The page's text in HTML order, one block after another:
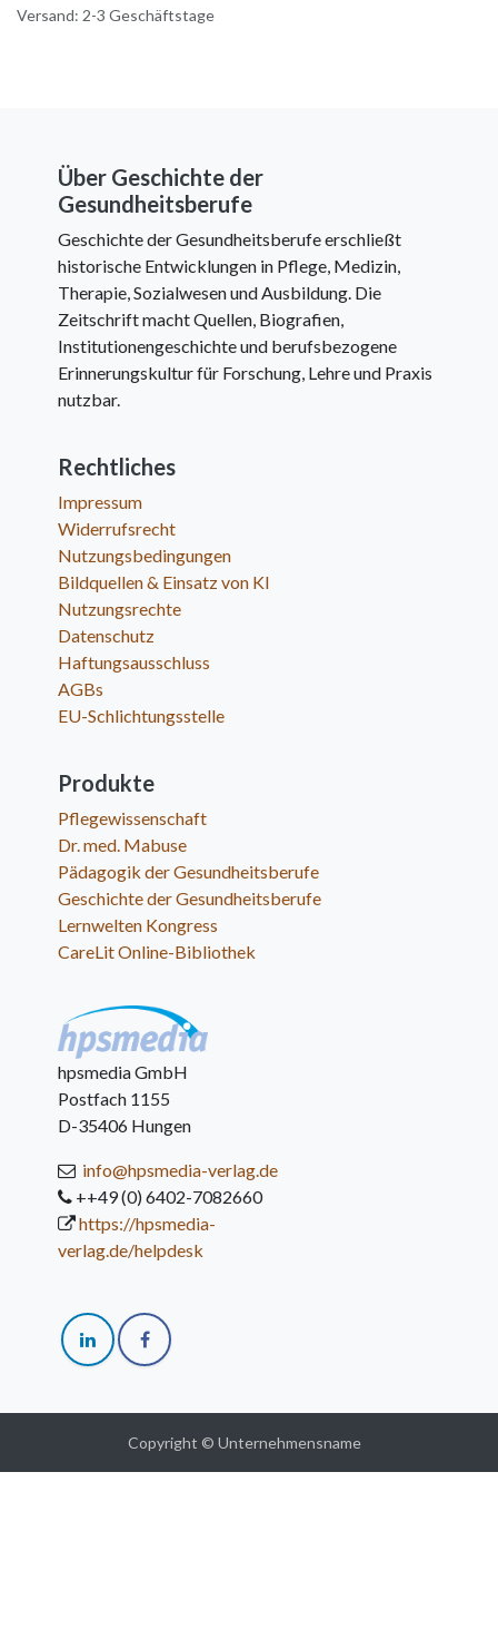
Versand: 2-3 Geschäftstage
Über Geschichte der
Gesundheitsberufe
Geschichte der Gesundheitsberufe erschließt
historische Entwicklungen in Pflege, Medizin,
Therapie, Sozialwesen und Ausbildung. Die
Zeitschrift macht Quellen, Biografien,
Institutionengeschichte und berufsbezogene
Erinnerungskultur für Forschung, Lehre und Praxis
nutzbar.
Rechtliches
Impressum
Widerrufsrecht
Nutzungsbedingungen
Bildquellen & Einsatz von KI
Nutzungsrechte
Datenschutz
Haftungsausschluss
AGBs
EU-Schlichtungsstelle
Produkte
Pflegewissenschaft
Dr. med. Mabuse
Pädagogik der Gesundheitsberufe
Geschichte der Gesundheitsberufe
Lernwelten Kongress
CareLit Online-Bibliothek
hpsmedia GmbH
Postfach 1155
D-35406 Hungen
info@hpsmedia-verlag.de
++49 (0) 6402-7082660
https://hpsmedia-
verlag.de/helpdesk
Copyright © Unternehmensname